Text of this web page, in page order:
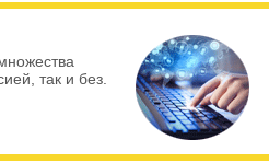
так и без.